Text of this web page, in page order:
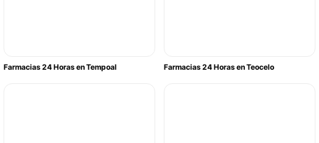
Farmacias 24 Horas en Tempoal Farmacias 24 Horas en Teocelo